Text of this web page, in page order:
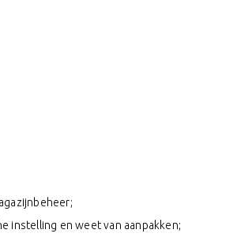
instelling en weet van aanpakken;